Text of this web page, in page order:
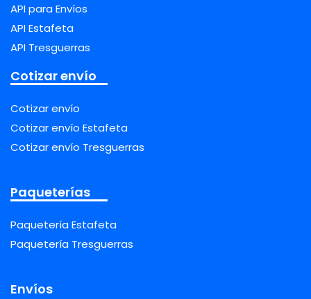
API para Envíos
API Estafeta
API Tresguerras
Cotizar envío
Cotizar envío
Cotizar envío Estafeta
Cotizar envío Tresguerras
Paqueterías
Paquetería Estafeta
Paquetería Tresguerras
Envíos